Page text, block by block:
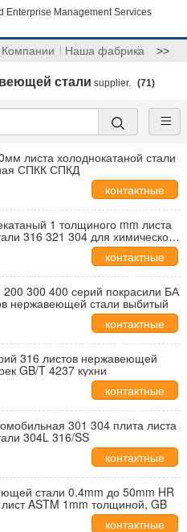
Enterprise Management Services
Наша фабрика >>
стали supplier. (71)
листа холоднокатаной стали
СПКК СПКД
контактные
данные
1 толщиного mm листа
316 321 304 для химического
контактные
данные
300 400 серий покрасили БА
нержавеющей стали выбитый
контактные
данные
316 листов нержавеющей
GB/T 4237 кухни
контактные
данные
301 304 плита листа
304L 316/SS
контактные
данные
стали 0.4mm до 50mm HR
лист ASTM 1mm толщиной, GB
контактные